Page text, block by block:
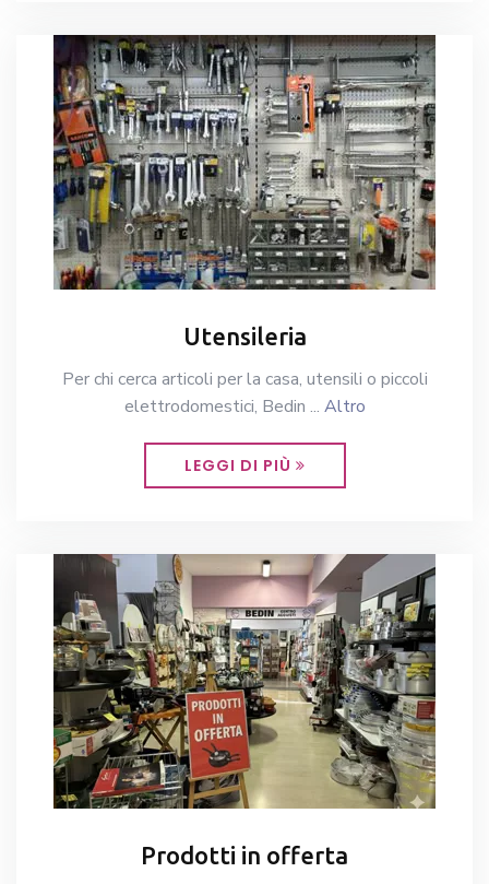
Utensileria
Per chi cerca articoli per la casa, utensili o piccoli
elettrodomestici, Bedin ... Altro
LEGGI DI PIÙ
Prodotti in offerta